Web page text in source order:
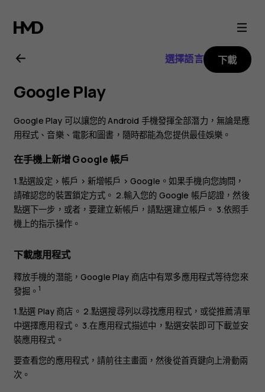
Nokia
3.2
用
戶
指
南
選擇語言 下載
Google Play
Google Play 可以讓您的 Android 手機發揮全部潛力，無論是應
用程式、音樂、電影和圖書，隨時都能為您提供最佳娛樂。
在手機上新增 Google 帳戶
1.點選設定 > 帳戶 > 新增帳戶 > Google 。如果手機向您詢問，
請確認您的裝置鎖定方式。 2.輸入您的 Google 帳戶認證，然後
點選下一步 ，或者，要建立新帳戶，請點選建立帳戶 。 3.依照手
機上的指示操作。
下載應用程式
釋放手機的潛能，Google Play 商店中有眾多應用程式等待您來
發掘。1
1.點選 Play 商店 。 2.點選搜尋列以尋找應用程式，或從推薦清單
中選擇應用程式。 3.在應用程式描述中，點選安裝即可下載並安
裝應用程式。
要查看您的應用程式，請前往主畫面，然後從首頁鍵向上滑動兩
次。